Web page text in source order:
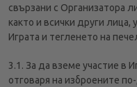
свързани с Организатора
както и всички други лица,
Играта и тегленето на
3.1. За да вземе участие в
отговаря на изброените